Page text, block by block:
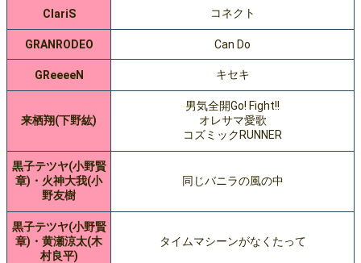
ClariS コネクト
GRANRODEO Can Do
GReeeeN キセキ
来栖翔(下野紘)
男気全開Go! Fight!!
オレサマ愛歌
コズミックRUNNER
黒子テツヤ(小野賢
章)・火神大我(小
野友樹
同じバニラの風の中
黒子テツヤ(小野賢
章)・黄瀬涼太(木
村良平)
タイムマシーンがなくたって